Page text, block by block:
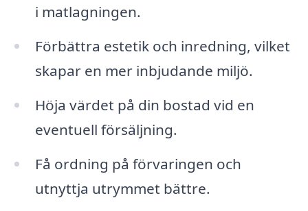
i matlagningen.
Förbättra estetik och inredning, vilket
skapar en mer inbjudande miljö.
Höja värdet på din bostad vid en
eventuell försäljning.
Få ordning på förvaringen och
utnyttja utrymmet bättre.